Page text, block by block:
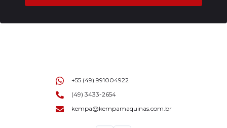
+55 (49) 991004922
(49) 3433-2654
kempa@kempamaquinas.com.br